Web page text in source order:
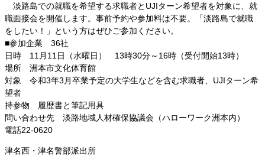
淡路島での就職を希望する求職者とUJIターン希望者を対象に、就
職面接会を開催します。事前予約や参加料は不要。「淡路島で就職
をしたい！」という方はぜひご参加ください。
■参加企業 36社
日時 11月11日（水曜日） 13時30分～16時（受付開始13時）
場所 洲本市文化体育館
対象 令和3年3月卒業予定の大学生などを含む求職者、UJIターン希
望者
持参物 履歴書と筆記用具
問い合わせ先 淡路地域人材確保協議会（ハローワーク洲本内）
電話22-0620
津名西・津名警部派出所